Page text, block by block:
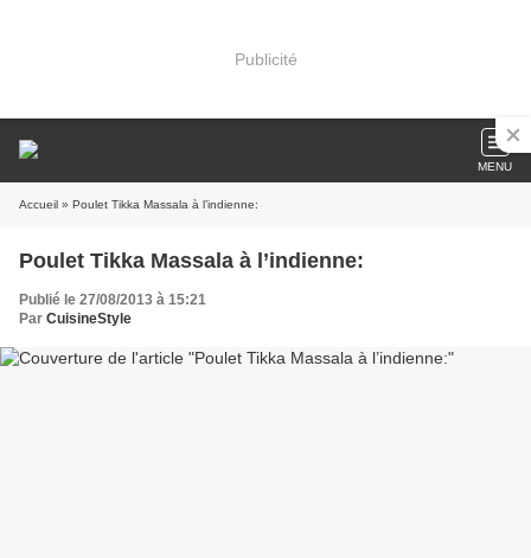
Publicité
MENU
Accueil » Poulet Tikka Massala à l’indienne:
Poulet Tikka Massala à l’indienne:
Publié le 27/08/2013 à 15:21
Par CuisineStyle